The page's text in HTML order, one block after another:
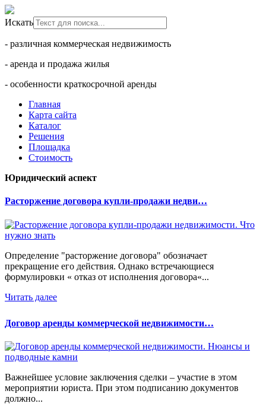
Искать
- различная коммерческая недвижимость
- аренда и продажа жилья
- особенности краткосрочной аренды
Главная
Карта сайта
Каталог
Решения
Площадка
Стоимость
Юридический аспект
Расторжение договора купли-продажи недви…
Определение "расторжение договора" обозначает
прекращение его действия. Однако встречающиеся
формулировки « отказ от исполнения договора«...
Читать далее
Договор аренды коммерческой недвижимости…
Важнейшее условие заключения сделки – участие в этом
мероприятии юриста. При этом подписанию документов
должно...